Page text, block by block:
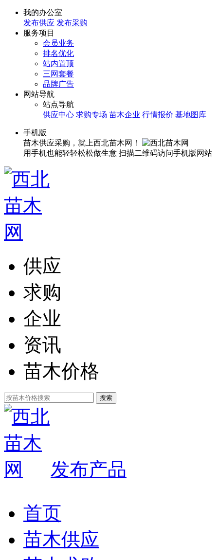
我的办公室
发布供应 发布采购
服务项目
会员业务
排名优化
站内置顶
三网套餐
品牌广告
网站导航
站点导航
供应中心 求购专场 苗木企业 行情报价 基地图库
手机版
苗木供应采购，就上西北苗木网！
用手机也能轻轻松松做生意 扫描二维码访问手机版网站
供应
求购
企业
资讯
苗木价格
发布产品
首页
苗木供应